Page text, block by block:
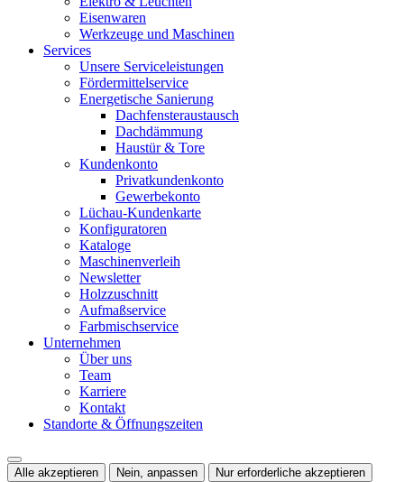
Eisenwaren
Werkzeuge und Maschinen
Services
Unsere Serviceleistungen
Fördermittelservice
Energetische Sanierung
Dachfensteraustausch
Dachdämmung
Haustür & Tore
Kundenkonto
Privatkundenkonto
Gewerbekonto
Lüchau-Kundenkarte
Konfiguratoren
Kataloge
Maschinenverleih
Newsletter
Holzzuschnitt
Aufmaßservice
Farbmischservice
Unternehmen
Über uns
Team
Karriere
Kontakt
Standorte & Öffnungszeiten
Alle akzeptieren Nein, anpassen Nur erforderliche akzeptieren